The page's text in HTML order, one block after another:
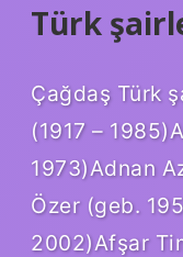
Türk
Çağdaş Türk
(1917 –
1973)Adnan
Özer (geb.
2002)Afşar